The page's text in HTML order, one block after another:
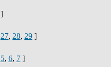
]
27, 28, 29 ]
5, 6, 7 ]